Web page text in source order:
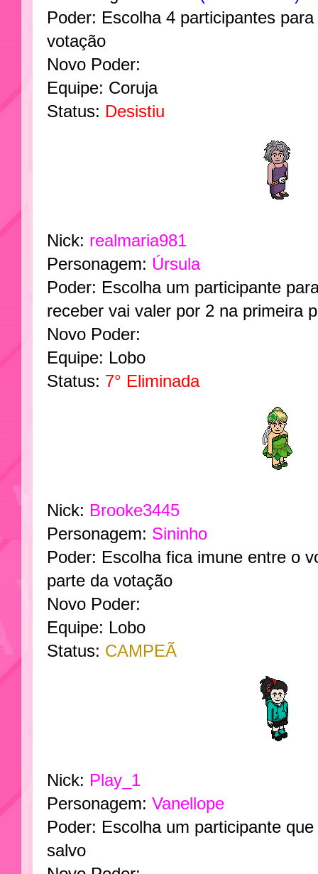
Poder: Escolha 4 participantes
votação
Novo Poder:
Equipe: Coruja
Status: Desistiu
Nick: realmaria981
Personagem: Úrsula
Poder: Escolha um participante
receber vai valer por 2 na primeira
Novo Poder:
Equipe: Lobo
Status: 7° Eliminada
Nick: Brooke3445
Personagem: Sininho
Poder: Escolha fica imune entre o
parte da votação
Novo Poder:
Equipe: Lobo
Status: CAMPEÃ
Nick: Play_1
Personagem: Vanellope
Poder: Escolha um participante
salvo